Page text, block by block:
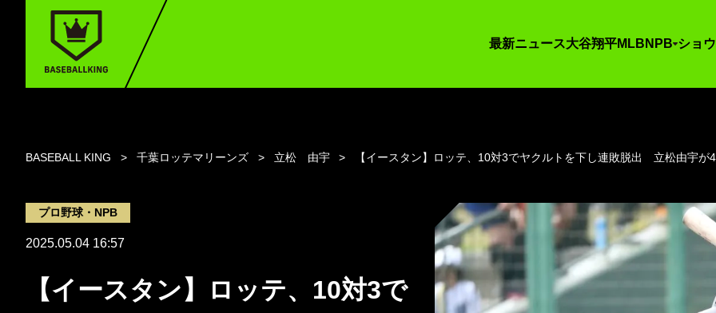
最新ニュース大谷翔平MLB NPB ショ
BASEBALL KING 千葉ロッテマリーンズ 立松 由宇 【イースタン】ロッテ、10対3でヤクルトを下し連敗脱出 立松由宇が
プロ野球・NPB
2025.05.04 16:57
【イースタン】ロッテ、10対3で